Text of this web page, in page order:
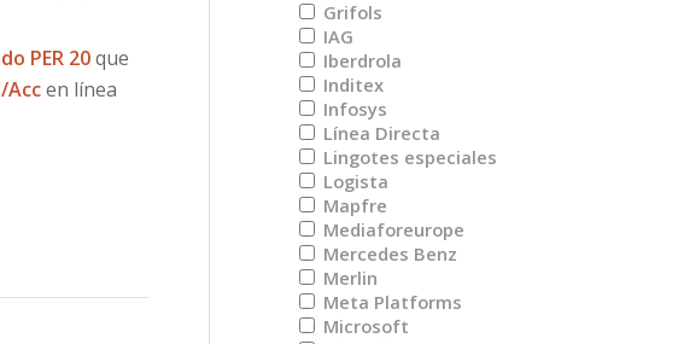
PER 20que
Accen línea
Grifols
IAG
Iberdrola
Inditex
Infosys
Línea Directa
Lingotes especiales
Logista
Mapfre
Mediaforeurope
Mercedes Benz
Merlin
Meta Platforms
Microsoft